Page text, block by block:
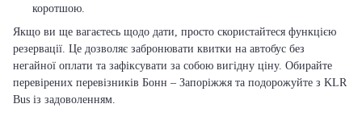
коротшою.
Якщо ви ще вагаєтесь щодо дати, просто скористайтеся функцією
резервації. Це дозволяє забронювати квитки на автобус без
негайної оплати та зафіксувати за собою вигідну ціну. Обирайте
перевірених перевізників Бонн – Запоріжжя та подорожуйте з KLR
Bus із задоволенням.